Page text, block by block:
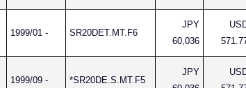
1999/01 - SR20DET.MT.F6
JPY
60,036
1999/09 - *SR20DE.S.MT.F5
JPY